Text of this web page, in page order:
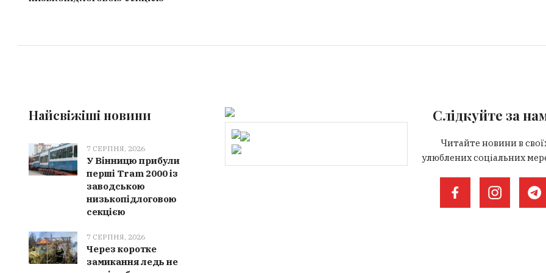
Найсвіжіші новини
7 СЕРПНЯ, 2026
У Вінницю прибули
перші Tram 2000 із
заводською
низькопідлоговою
секцією
7 СЕРПНЯ, 2026
Через коротке
замикання ледь не
Слідкуйте за
Читайте новини в
улюблених соціальних